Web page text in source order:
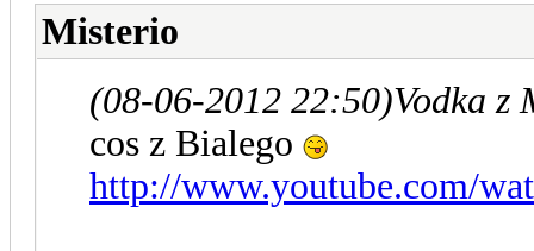
Misterio
(08-06-2012 22:50)Vodka z
cos z Bialego
http://www.youtube.com/